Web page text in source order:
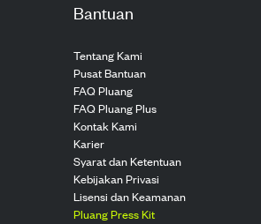
Bantuan
Tentang Kami
Pusat Bantuan
FAQ Pluang
FAQ Pluang Plus
Kontak Kami
Karier
Syarat dan Ketentuan
Kebijakan Privasi
Lisensi dan Keamanan
Pluang Press Kit